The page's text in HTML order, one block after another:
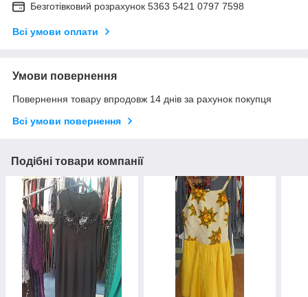
Безготівковий розрахунок 5363 5421 0797 7598
Всі умови оплати
Умови повернення
Повернення товару впродовж 14 днів за рахунок покупця
Всі умови повернення
Подібні товари компанії